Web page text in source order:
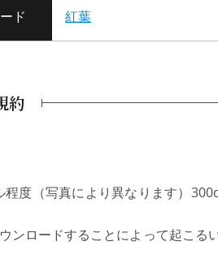
ド 紅葉
約
度（写真により異なります）
ンロードすることによって起こる